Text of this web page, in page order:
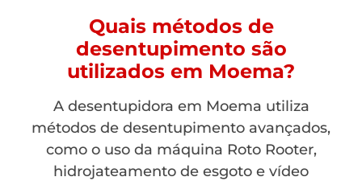
Quais métodos de
desentupimento são
utilizados em Moema?
A desentupidora em Moema utiliza
métodos de desentupimento avançados,
como o uso da máquina Roto Rooter,
hidrojateamento de esgoto e vídeo